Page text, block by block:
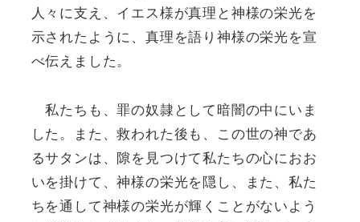
人々に支え、イエス様が真理と神様の栄光を
示されたように、真理を語り神様の栄光を宣
べ伝えました。
私たちも、罪の奴隷として暗闇の中にいま
した。また、救われた後も、この世の神であ
るサタンは、隙を見つけて私たちの心におお
いを掛けて、神様の栄光を隠し、また、私た
ちを通して神様の栄光が輝くことがないよう